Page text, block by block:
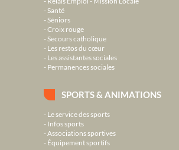
Santé
Séniors
Croix rouge
Secours catholique
Les restos du cœur
Les assistantes sociales
Permanences sociales
SPORTS & ANIMATIONS
Le service des sports
Infos sports
Associations sportives
Équipement sportifs